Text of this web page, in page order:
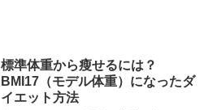
標準体重から瘦せるには？
BMI17（モデル体重）になったダ
イエット方法